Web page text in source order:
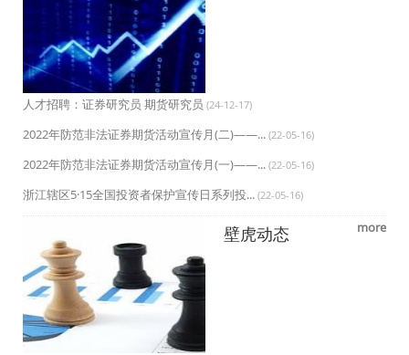
人才招聘：证券研究员 期货研究员 (24-12-17)
2022年防范非法证券期货活动宣传月(二)——... (22-05-16)
2022年防范非法证券期货活动宣传月(一)——... (22-05-16)
浙江辖区5·15全国投资者保护宣传日系列投... (22-05-16)
壁虎动态 more